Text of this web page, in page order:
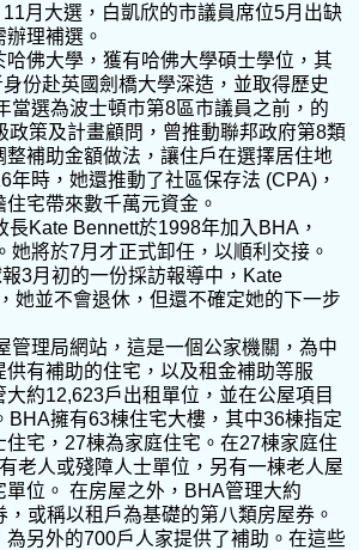
月大選，白凱欣的市議員席位5月出缺
理補選。
大學，獲有哈佛大學碩士學位，其
份赴英國劍橋大學深造，並取得歷史
當選為波士頓市第8區市議員之前，的
政策及計畫顧問，曾推動聯邦政府第8類
整補助金額做法，讓住戶在選擇居住地
年時，她還推動了社區保存法 (CPA)，
宅帶來數千萬元資金。
Bennett於1998年加入BHA，
她將於7月才正式卸任，以順利交接。
初的一份採訪報導中，Kate
她並不會退休，但還不確定她的下一步
理局網站，這是一個公家機關，為中
有補助的住宅，以及租金補助等服
約12,623戶出租單位，並在公屋項目
BHA擁有63棟住宅大樓，其中36棟指定
宅，27棟為家庭住宅。在27棟家庭住
老人或殘障人士單位，另有一棟老人屋
單位。 在房屋之外，BHA管理大約
或稱以租戶為基礎的第八類房屋券。
為另外的700戶人家提供了補助。在這些